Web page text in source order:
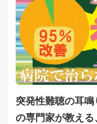
突発性難聴の耳鳴
の専門家が教え